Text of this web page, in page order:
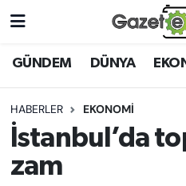
GÜNDEM DÜNYA
HABERLER EKONOMİ
İstanbul’da
zam
DÜNYA
EKONOMİ
EMEK HABERLERİ
Nöbetçi Eczaneler
Hava Durumu
İstanbul Namaz